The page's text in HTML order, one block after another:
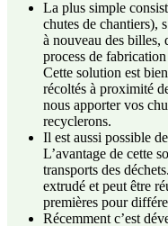
La plus simple
chutes de chantiers),
à nouveau des billes,
process de
Cette solution est
récoltés à proximité
nous apporter vos
recyclerons.
Il est aussi possible
L’avantage de cette
transports des
extrudé et peut être
premières pour
Récemment c’est